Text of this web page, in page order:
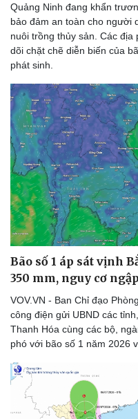
Quảng Ninh đang khẩn
bảo đảm an toàn cho người
nuôi trồng thủy sản. Các
dõi chặt chẽ diễn biến của
phát sinh.
Bão số 1 áp sát vịnh
350 mm, nguy cơ
VOV.VN - Ban Chỉ đạo
công điện gửi UBND các
Thanh Hóa cùng các bộ,
phó với bão số 1 năm 2026